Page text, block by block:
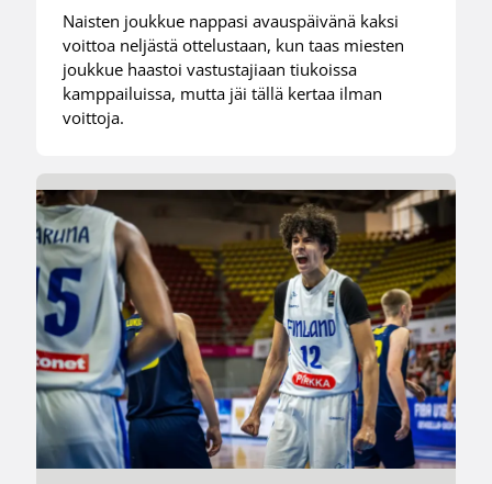
Naisten joukkue nappasi avauspäivänä kaksi
voittoa neljästä ottelustaan, kun taas miesten
joukkue haastoi vastustajiaan tiukoissa
kamppailuissa, mutta jäi tällä kertaa ilman
voittoja.